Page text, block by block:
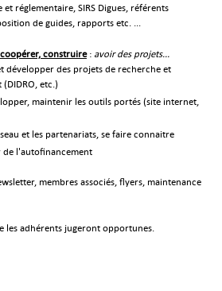
et réglementaire, SIRS Digues, référents
de guides, rapports etc. ...
construire: avoir des projets...
développer des projets de recherche et
etc.)
maintenir les outils portés (site internet,
et les partenariats, se faire connaitre
de l'autofinancement
membres associés, flyers, maintenance
les adhérents jugeront opportunes.